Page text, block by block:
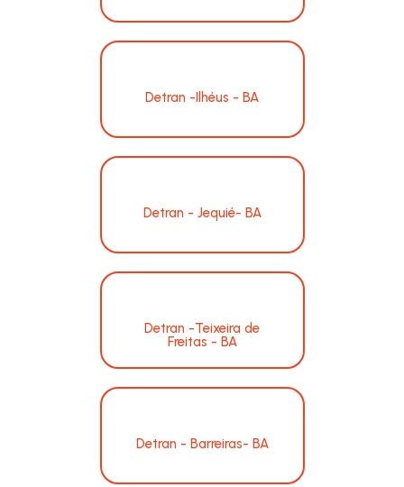
Detran -Ilhéus - BA
Detran - Jequié- BA
Detran -Teixeira de
Freitas - BA
Detran - Barreiras- BA